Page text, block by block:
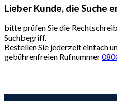
Lieber Kunde, die Suche
bitte prüfen Sie die
Suchbegriff.
Bestellen Sie jederzeit einfach
gebührenfreien Rufnummer